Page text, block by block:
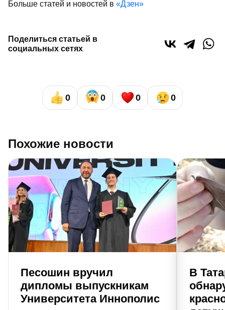
Больше статей и новостей в «Дзен»
Поделиться статьей в
социальных сетях
0 0 0 0
Похожие новости
Песошин вручил
дипломы выпускникам
Университета Иннополис
В